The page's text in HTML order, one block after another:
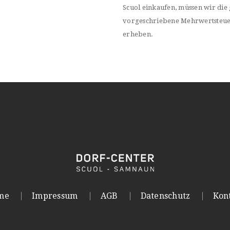
Scuol einkaufen, müssen wir die
vorgeschriebene
erheben.
Impressum AGB Datenschutz